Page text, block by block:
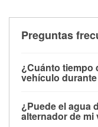
Preguntas
¿Cuánto tiempo
vehículo
alimentar
limitado, pero el
¿Puede el agua
alternador de mi